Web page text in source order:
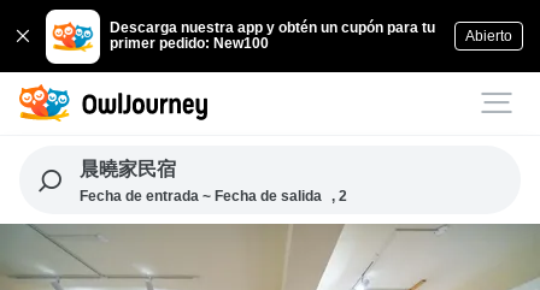
Descarga nuestra app y obtén un cupón para tu
primer pedido: New100
Abierto
晨曉家民宿
Fecha de entrada ~ Fecha de salida , 2